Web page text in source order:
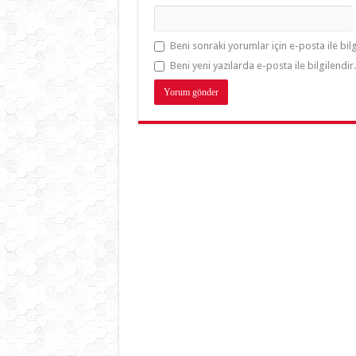
Beni sonraki yorumlar için e-posta ile
Beni yeni yazılarda e-posta ile bilgilendir.